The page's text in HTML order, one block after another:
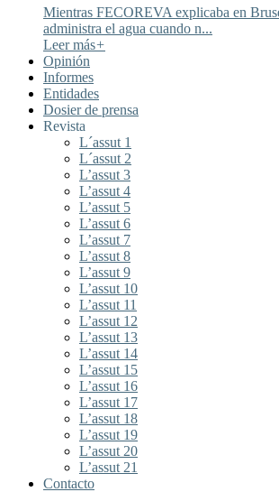
Mientras FECOREVA explicaba en
administra el agua cuando n...
Leer más+
Opinión
Informes
Entidades
Dosier de prensa
Revista
L´assut 1
L´assut 2
L’assut 3
L’assut 4
L’assut 5
L’assut 6
L’assut 7
L’assut 8
L’assut 9
L’assut 10
L’assut 11
L’assut 12
L’assut 13
L’assut 14
L’assut 15
L’assut 16
L’assut 17
L’assut 18
L’assut 19
L’assut 20
L’assut 21
Contacto